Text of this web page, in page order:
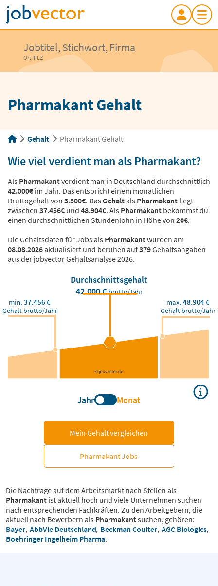
Jobtitel, Stichwort, Firma
Ort, PLZ
Pharmakant Gehalt
Gehalt Pharmakant Gehalt
Wie viel verdient man als Pharmakant?
Als Pharmakantverdient man in Deutschland durchschnittlich
42.000€ im Jahr. Das entspricht einem monatlichen
Bruttogehalt von 3.500€. DasGehaltals Pharmakant liegt
zwischen 37.456€ und 48.904€. Als Pharmakant bekommst du
einen durchschnittlichen Stundenlohn in Höhe von 20€.
Die Gehaltsdaten für Jobs als Pharmakantwurden am
08.08.2026aktualisiert und beruhen auf379Gehaltsangaben
aus der jobvector Gehaltsanalyse 2026.
Durchschnittsgehalt
42.000 €brutto/Jahr
min.37.456 €
Gehalt brutto/Jahr
max.48.904 €
Gehalt brutto/Jahr
Jahr Monat
Mein Gehalt vergleichen
Pharmakant Jobs
Die Nachfrage auf dem Arbeitsmarkt nach Stellen als
Pharmakant ist aktuell hoch und viele Unternehmen suchen
nach entsprechenden Fachkräften. Zu den Arbeitgebern, die
aktuell nach Bewerbern als Pharmakantsuchen, gehören:
Bayer, AbbVie Deutschland, Beckman Coulter, AGC Biologics,
Boehringer Ingelheim Pharma.